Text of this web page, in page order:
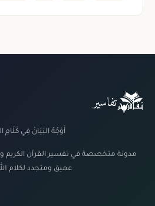
تفاسير
أَوْجُهُ البَيَانْ فِي كَلَامِ
مدونة متخصصة في تفسير القرآن الكريم
عميق ومتجدد لكلام